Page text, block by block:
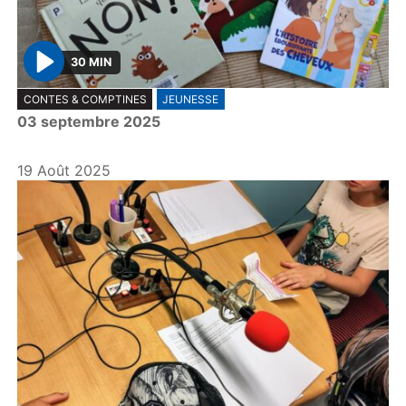
P
l
a
30 MIN
CONTES & COMPTINES JEUNESSE
03 septembre 2025
19 Août 2025